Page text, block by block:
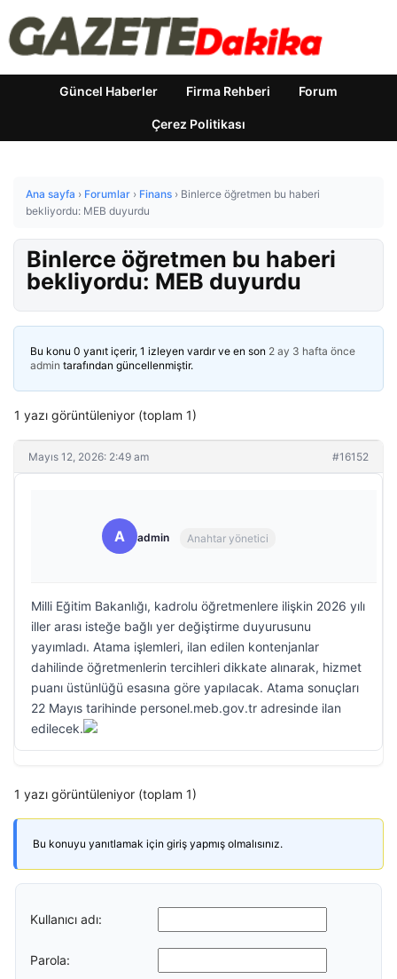
Güncel Haberler Firma Rehberi Forum
Çerez Politikası
Ana sayfa › Forumlar › Finans › Binlerce öğretmen bu haberi
bekliyordu: MEB duyurdu
Binlerce öğretmen bu haberi
bekliyordu: MEB duyurdu
Bu konu 0 yanıt içerir, 1 izleyen vardır ve en son 2 ay 3 hafta önce
admin tarafından güncellenmiştir.
1 yazı görüntüleniyor (toplam 1)
Mayıs 12, 2026: 2:49 am #16152
A admin Anahtar yönetici
Milli Eğitim Bakanlığı, kadrolu öğretmenlere ilişkin 2026 yılı
iller arası isteğe bağlı yer değiştirme duyurusunu
yayımladı. Atama işlemleri, ilan edilen kontenjanlar
dahilinde öğretmenlerin tercihleri dikkate alınarak, hizmet
puanı üstünlüğü esasına göre yapılacak. Atama sonuçları
22 Mayıs tarihinde personel.meb.gov.tr adresinde ilan
edilecek.
1 yazı görüntüleniyor (toplam 1)
Bu konuyu yanıtlamak için giriş yapmış olmalısınız.
Kullanıcı adı:
Parola: